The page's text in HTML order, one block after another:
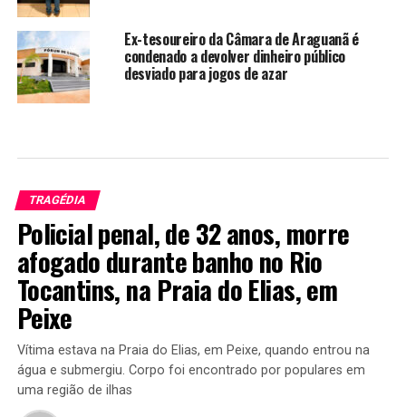
Ex-tesoureiro da Câmara de Araguanã é
condenado a devolver dinheiro público
desviado para jogos de azar
TRAGÉDIA
Policial penal, de 32 anos, morre
afogado durante banho no Rio
Tocantins, na Praia do Elias, em
Peixe
Vítima estava na Praia do Elias, em Peixe, quando entrou na
água e submergiu. Corpo foi encontrado por populares em
uma região de ilhas